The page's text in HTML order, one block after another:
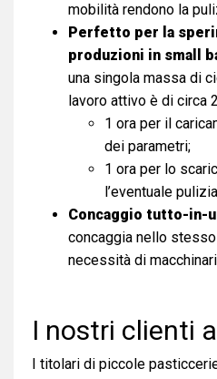
mobilità rendono la
Perfetto per la
produzioni in small
una singola massa di
lavoro attivo è di circa
1 ora per il
dei parametri;
1 ora per lo
l’eventuale
Concaggio tutto-in-
concaggia nello
necessità di
I nostri clienti
I titolari di piccole